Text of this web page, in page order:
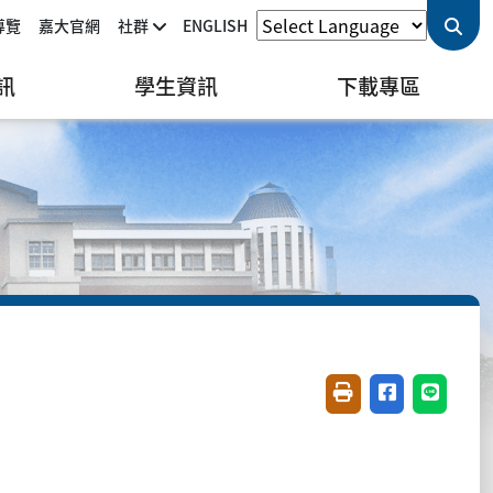
覽 嘉大官網 社群 ENGLISH
學生資訊 下載專區
友善列印(開新視窗)
分享至臉書(
分享至